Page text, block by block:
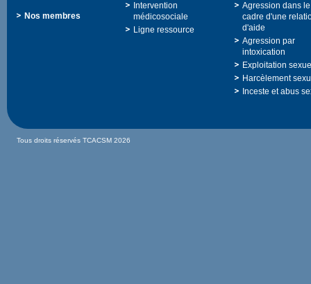
Nosmembres
Intervention
médicosociale
Ligneressource
Agressiondansle
d'aide
Agressionpar
intoxication
TousdroitsréservésTCACSM2026